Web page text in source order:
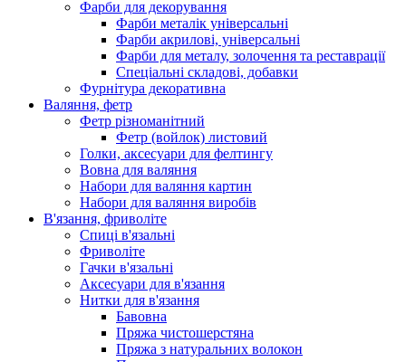
Фарби для декорування
Фарби металік універсальні
Фарби акрилові, універсальні
Фарби для металу, золочення та реставрації
Спеціальні складові, добавки
Фурнітура декоративна
Валяння, фетр
Фетр різноманітний
Фетр (войлок) листовий
Голки, аксесуари для фелтингу
Вовна для валяння
Набори для валяння картин
Набори для валяння виробів
В'язання, фриволіте
Спиці в'язальні
Фриволіте
Гачки в'язальні
Аксесуари для в'язання
Нитки для в'язання
Бавовна
Пряжа чистошерстяна
Пряжа з натуральних волокон